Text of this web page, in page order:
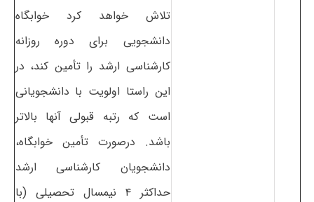
تلاش خواهد کرد خوابگاه
دانشجویی برای دوره روزانه
کارشناسی ارشد را تأمین کند، در
این راستا اولویت با دانشجویانی
است که رتبه قبولی آنها بالاتر
باشد. درصورت تأمین خوابگاه،
دانشجویان کارشناسی ارشد
حداکثر ۴ نیمسال تحصیلی (با